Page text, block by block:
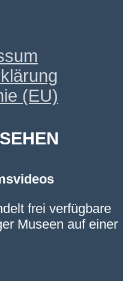
(EU)
frei verfügbare
Museen auf einer